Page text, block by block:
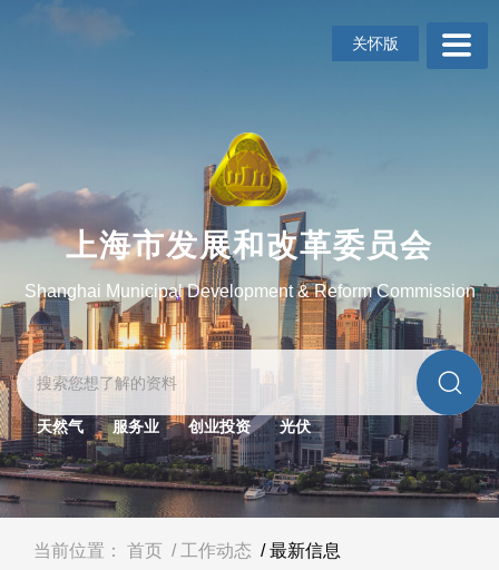
转
到
网
航
区
跳
转
到
主
要
内
容
关怀版
上海市发展和改革委员会
Shanghai Municipal Development & Reform Commission
天然气 服务业 创业投资 光伏
当前位置： 首页 / 工作动态 / 最新信息